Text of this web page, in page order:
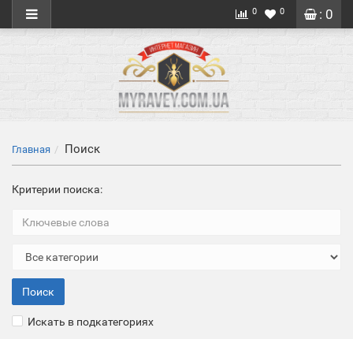
: 0
0 0
Главная Поиск
Критерии поиска:
Искать в подкатегориях